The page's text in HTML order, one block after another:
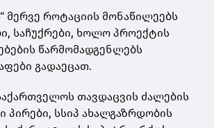
მერვე როტაციის მონაწილეებს
საჩუქრები, ხოლო პროექტის
წარმომადგენლებს
გადაეცათ.
თავდაცვის ძალების
პირები, სსიპ ახალგაზრდობის